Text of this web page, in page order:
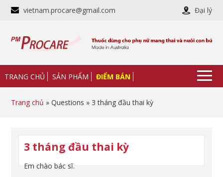
vietnam.procare@gmail.com Đại lý
TRANG CHỦ SẢN PHẨM ĐIỂM BÁN
Trang chủ » Questions » 3 tháng đầu thai kỳ
3 tháng đầu thai kỳ
Em chào bác sĩ.